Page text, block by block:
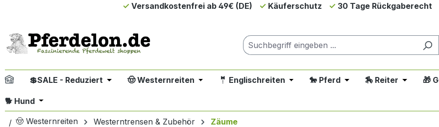
Zur Hauptnavigation springen
Versandkostenfrei ab 49€ (DE) Käuferschutz 30 Tage Rückgaberecht
💲SALE - Reduziert Öffne oder Schließe das Dropdown der Kategorie 💲SALE - Reduziert
🤠 Westernreiten Öffne oder Schließe das Dropdown der Kategorie 🤠
🤵 Englischreiten Öffne oder Schließe das Dropdown der
🐎 Pferd Öffne oder Schließe das
🏇 Reiter Öffne🎁
🐕 Hund Öffne oder Schließe das Dropdown der Kategorie 🐕 Hund
🤠 Westernreiten Westerntrensen & Zubehör Zäume